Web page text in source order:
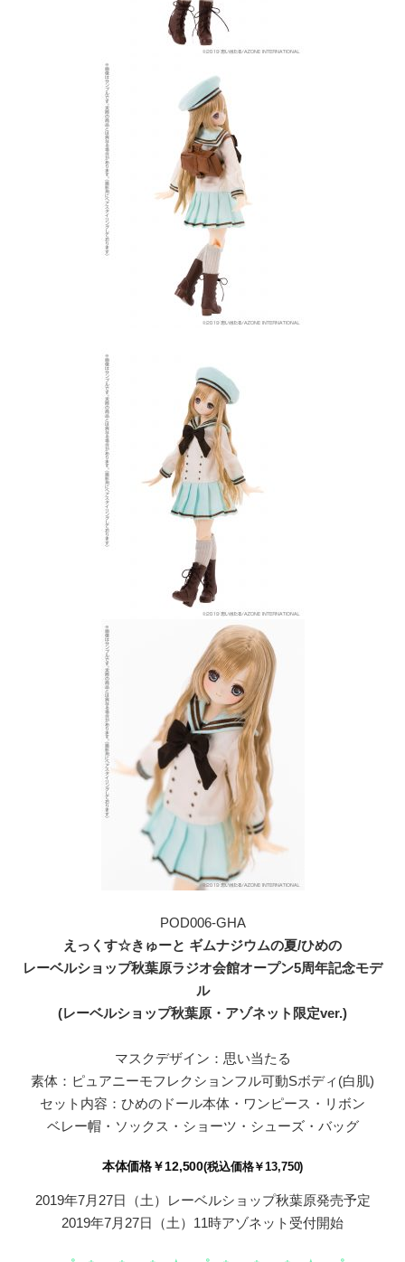
POD006-GHA
えっくす☆きゅーと ギムナジウムの夏/ひめの
レーベルショップ秋葉原ラジオ会館オープン5周年記念モデ
ル
(レーベルショップ秋葉原・アゾネット限定ver.)
マスクデザイン：思い当たる
素体：ピュアニーモフレクションフル可動Sボディ(白肌)
セット内容：ひめのドール本体・ワンピース・リボン
ベレー帽・ソックス・ショーツ・シューズ・バッグ
本体価格￥12,500(税込価格￥13,750)
2019年7月27日（土）レーベルショップ秋葉原発売予定
2019年7月27日（土）11時アゾネット受付開始